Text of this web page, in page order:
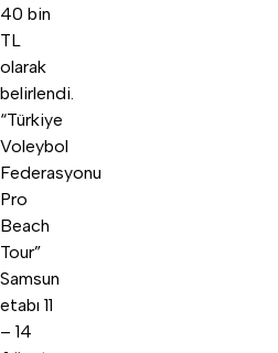
40 bin
TL
olarak
belirlendi.
“Türkiye
Voleybol
Federasyonu
Pro
Beach
Tour”
Samsun
etabı 11
– 14